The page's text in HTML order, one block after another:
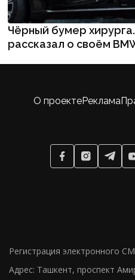
Чёрный бумер
рассказал о своём
Регистрация электронного
Адрес: Ташкент, проспект
О проектеРеклама